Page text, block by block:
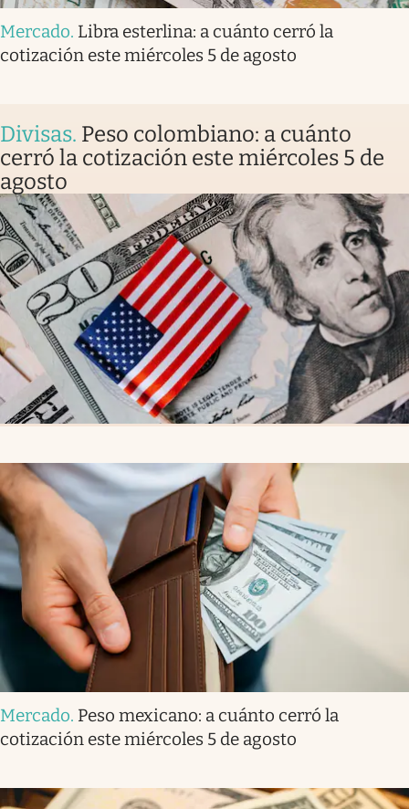
Mercado. Libra esterlina: a cuánto cerró la
cotización este miércoles 5 de agosto
Divisas. Peso colombiano: a cuánto
cerró la cotización este miércoles 5 de
agosto
Mercado. Peso mexicano: a cuánto cerró la
cotización este miércoles 5 de agosto